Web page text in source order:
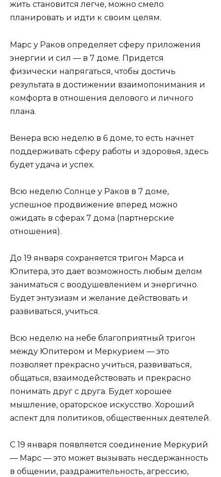
жить становится легче, можно смело
планировать и идти к своим целям.
Марс у Раков определяет сферу приложения
энергии и сил — в 7 доме. Придется
физически напрягаться, чтобы достичь
результата в достижении взаимопонимания и
комфорта в отношения делового и личного
плана.
Венера всю неделю в 6 доме, то есть начнет
поддерживать сферу работы и здоровья, здесь
будет удача и успех.
Всю неделю Солнце у Раков в 7 доме,
успешное продвижение вперед можно
ожидать в сферах 7 дома (партнерские
отношения).
До 19 января сохраняется тригон Марса и
Юпитера, это дает возможность любым делом
заниматься с воодушевлением и энергично.
Будет энтузиазм и желание действовать и
развиваться, учиться.
Всю неделю на небе благоприятный тригон
между Юпитером и Меркурием — это
позволяет прекрасно учиться, развиваться,
общаться, взаимодействовать и прекрасно
понимать друг с друга. Будет хорошее
мышление, ораторское искусство. Хороший
аспект для политиков, общественных деятелей.
С 19 января появляется соединение Меркурий
— Марс — это может вызывать несдержанность
в общении, раздражительность, агрессию,